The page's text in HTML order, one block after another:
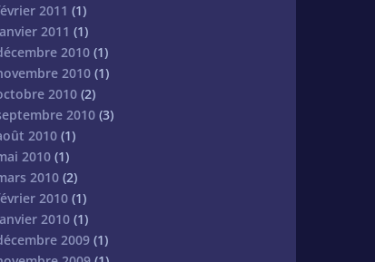
2011 (1)
2011 (1)
2010 (1)
2010 (1)
2010 (2)
2010 (3)
2010 (1)
2010 (1)
2010 (2)
2010 (1)
2010 (1)
2009 (1)